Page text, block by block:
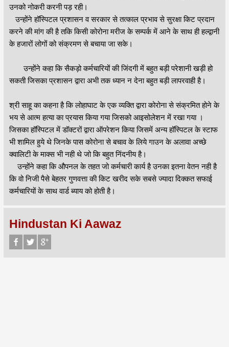
उनको नोकरी करनी पड़ रही।
उन्होंने हॉस्पिटल प्रशासन व सरकार से तत्काल प्रभाव से सुरक्षा किट प्रदान
करने की मांग की है तकि किसी कोरोना मरीज के सम्पर्क में आने के साथ ही हल्द्वानी
के हजारों लोगों को संक्रमण से बचाया जा सके।
उन्होंने कहा कि सैकड़ो कर्मचारियों की जिंदगी में बहुत बड़ी परेशानी खड़ी हो
सकती जिसका प्रशासन द्वारा अभी तक ध्यान न देना बहुत बड़ी लापरवाही है।
श्री साहू का कहना है कि लोहाघाट के एक व्यक्ति द्वारा कोरोना से संक्रमित होने के
भय से आत्म हत्या का प्रयास किया गया जिसको आइसोलेशन में रखा गया ।
जिसका हॉस्पिटल में डॉक्टरों द्वारा ऑपरेशन किया जिसमें अन्य हॉस्पिटल के स्टाफ
भी शामिल हुये थे जिनके पास कोरोना से बचाव के लिये गाउन के अलावा अच्छे
क्वालिटी के माक्स भी नही थे जो कि बहुत निंदनीय है।
उन्होंने कहा कि औपनल के तहत जो कर्मचारी कार्य है उनका इतना वेतन नही है
कि वो निजी पैसे बेहतर गुणवत्ता की किट खरीद सके सबसे ज्यादा दिक्कत सफाई
कर्मचारियों के साथ वार्ड ब्याय को होती है।
Hindustan Ki Aawaz